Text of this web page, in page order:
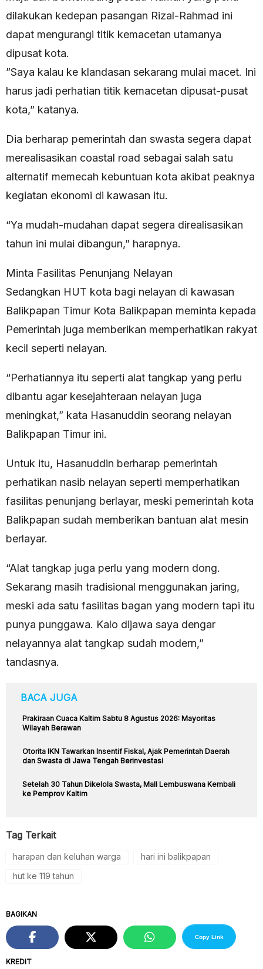
dilakukan kedepan pasangan Rizal-Rahmad ini
dapat mengurangi titik kemacetan utamanya
dipusat kota.
”Saya kalau ke klandasan sekarang mulai macet. Ini
harus jadi perhatian titik kemacetan dipusat-pusat
kota,” katanya.
Dia berharap pemerintah dan swasta segera dapat
merealisasikan coastal road sebagai salah satu
alternatif memecah kebuntuan kota akibat peaknya
kegiatan ekonomi di kawasan itu.
“Ya mudah-mudahan dapat segera direalisasikan
tahun ini mulai dibangun,” harapnya.
Minta Fasilitas Penunjang Nelayan
Sedangkan HUT kota bagi nelayan di kawasan
Balikpapan Timur Kota Balikpapan meminta kepada
Pemerintah juga memberikan memperhatikan rakyat
kecil seperti nelayan.
“Perhatiannya itu seperti alat tangkap yang perlu
dibantu agar kesejahteraan nelayan juga
meningkat,” kata Hasanuddin seorang nelayan
Balikpapan Timur ini.
Untuk itu, Hasanuddin berharap pemerintah
perhatikan nasib nelayan seperti memperhatikan
fasilitas penunjang berlayar, meski pemerintah kota
Balikpapan sudah memberikan bantuan alat mesin
berlayar.
“Alat tangkap juga perlu yang modern dong.
Sekarang masih tradisional menggunakan jaring,
meski ada satu fasilitas bagan yang modern tapi itu
punya punggawa. Kalo dijawa saya dengar
nelayannya alat tangkap sudah modern,”
tandasnya.
BACA JUGA
Prakiraan Cuaca Kaltim Sabtu 8 Agustus 2026: Mayoritas
Wilayah Berawan
Otorita IKN Tawarkan Insentif Fiskal, Ajak Pemerintah Daerah
dan Swasta di Jawa Tengah Berinvestasi
Setelah 30 Tahun Dikelola Swasta, Mall Lembuswana Kembali
ke Pemprov Kaltim
Tag Terkait
harapan dan keluhan warga
hari ini balikpapan
hut ke 119 tahun
KREDIT
BAGIKAN
Copy Link